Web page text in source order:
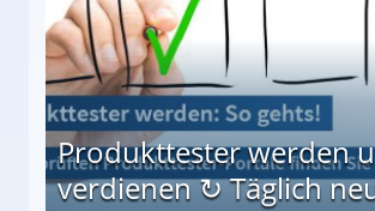
Produkttester werden
verdienen ↻ Täglich